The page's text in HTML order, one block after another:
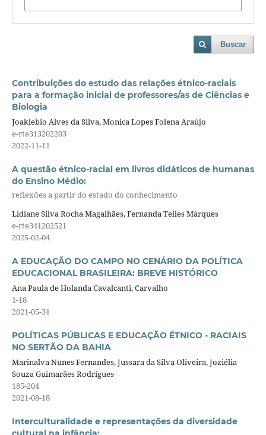
Buscar
Contribuições do estudo das relações étnico-raciais
para a formação inicial de professores/as de Ciências e
Biologia
Joaklebio Alves da Silva, Monica Lopes Folena Araújo
e-rte313202203
2022-11-11
A questão étnico-racial em livros didáticos de humanas
do Ensino Médio:
reflexões a partir do estado do conhecimento
Lidiane Silva Rocha Magalhães, Fernanda Telles Márques
e-rte341202521
2025-02-04
A EDUCAÇÃO DO CAMPO NO CENÁRIO DA POLÍTICA
EDUCACIONAL BRASILEIRA: BREVE HISTÓRICO
Ana Paula de Holanda Cavalcanti, Carvalho
1-18
2021-05-31
POLÍTICAS PÚBLICAS E EDUCAÇÃO ÉTNICO - RACIAIS
NO SERTÃO DA BAHIA
Marinalva Nunes Fernandes, Jussara da Silva Oliveira, Joziélia
Souza Guimarães Rodrigues
185-204
2021-08-18
Interculturalidade e representações da diversidade